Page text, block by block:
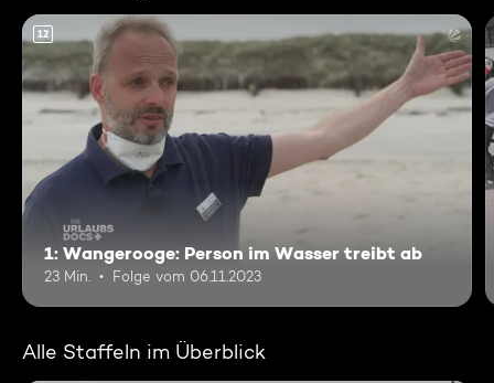
12
1: Wangerooge: Person im Wasser treibt ab
23 Min. Folge vom 06.11.2023
Alle Staffeln im Überblick